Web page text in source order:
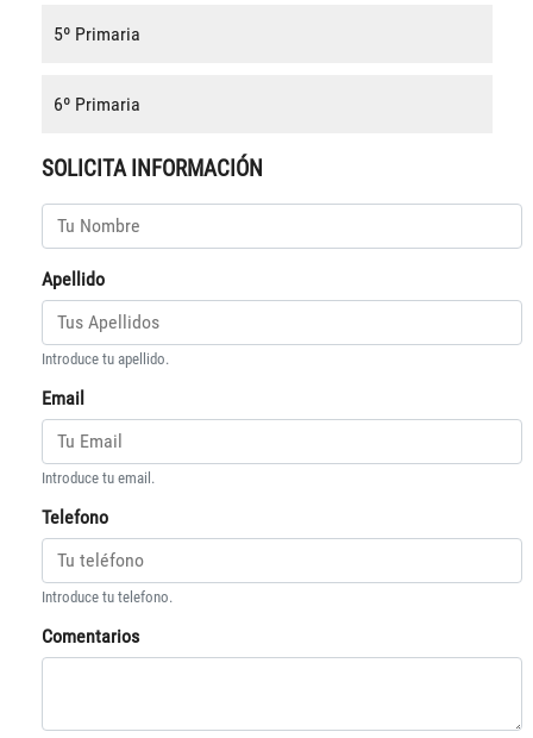
5º Primaria
6º Primaria
SOLICITA INFORMACIÓN
Apellido
Introduce tu apellido.
Email
Introduce tu email.
Telefono
Introduce tu telefono.
Comentarios